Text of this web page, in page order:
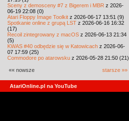
Sceny z demosceny #7 z Bigerem i MBR z 2026-
06-19 22:08 (0)
Atari Floppy Image Toolkit z 2026-06-17 13:51 (9)
Spotkanie online z grupą LST z 2026-06-16 16:32
(17)
Recoil zintegrowany z macOS z 2026-06-13 21:34
(5)
KWAS #40 odbędzie się w Katowicach z 2026-06-
07 17:59 (25)
Commodore po atarowsku z 2026-05-28 21:50 (21)
«« nowsze starsze »»
AtariOnline.pl na YouTube